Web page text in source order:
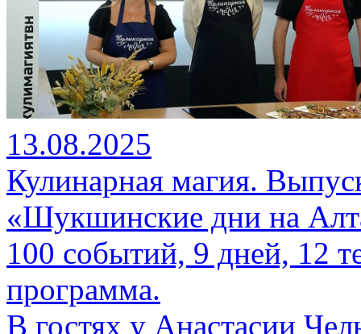
13.08.2025
Кулинарная магия.
«Шукшинские дни на
100 событий, 9 дней, 12
программа.
В гостях у Анастасии